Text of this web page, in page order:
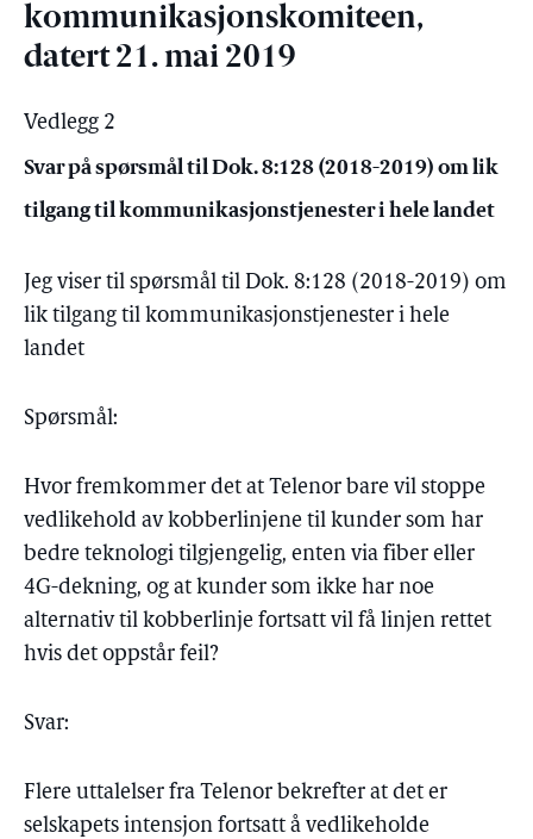
kommunikasjonskomiteen,
datert 21. mai 2019
Vedlegg 2
Svar på spørsmål til Dok. 8:128 (2018-2019) om lik
tilgang til kommunikasjonstjenester i hele landet
Jeg viser til spørsmål til Dok. 8:128 (2018-2019) om
lik tilgang til kommunikasjonstjenester i hele
landet
Spørsmål:
Hvor fremkommer det at Telenor bare vil stoppe
vedlikehold av kobberlinjene til kunder som har
bedre teknologi tilgjengelig, enten via fiber eller
4G-dekning, og at kunder som ikke har noe
alternativ til kobberlinje fortsatt vil få linjen rettet
hvis det oppstår feil?
Svar:
Flere uttalelser fra Telenor bekrefter at det er
selskapets intensjon fortsatt å vedlikeholde